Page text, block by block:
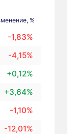
%
-1,83%
-4,15%
+0,12%
+3,64%
-1,10%
-12,01%